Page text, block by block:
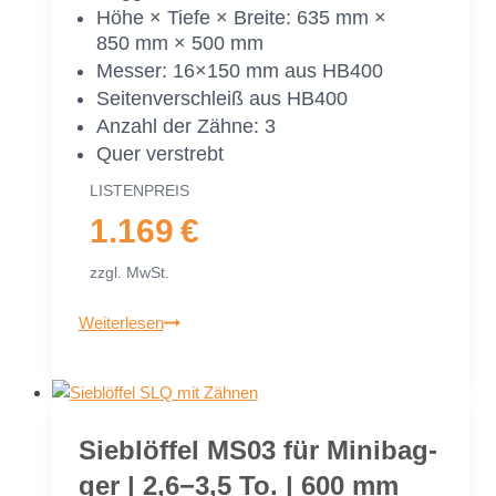
Höhe × Tie­fe × Brei­te: 635 mm ×
850 mm × 500 mm
Mes­ser: 16×150 mm aus HB400
Sei­ten­ver­schleiß aus HB400
An­zahl der Zäh­ne: 3
Quer ver­strebt
LIS­TEN­PREIS
1.169 €
zzgl. MwSt.
WeiterlesenSieb­
MS03
Mi­
ni­
Sieb­löf­fel MS03 für Mi­ni­bag­
ger | 2,6−3,5 To. | 600 mm